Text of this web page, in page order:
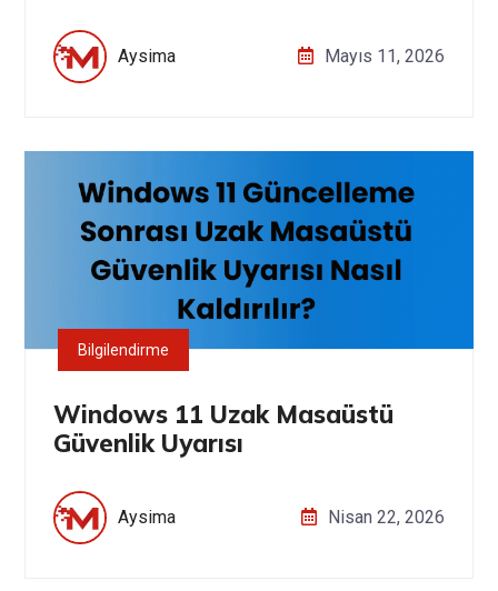
Aysima Mayıs 11, 2026
Bilgilendirme
Windows 11 Uzak Masaüstü
Güvenlik Uyarısı
Aysima Nisan 22, 2026